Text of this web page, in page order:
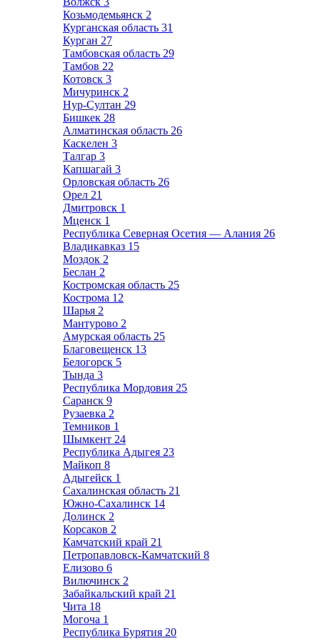
Козьмодемьянск 2
Курганская область 31
Курган 27
Тамбовская область 29
Тамбов 22
Котовск 3
Мичуринск 2
Нур-Султан 29
Бишкек 28
Алматинская область 26
Каскелен 3
Талгар 3
Капшагай 3
Орловская область 26
Орел 21
Дмитровск 1
Мценск 1
Республика Северная Осетия — Алания 26
Владикавказ 15
Моздок 2
Беслан 2
Костромская область 25
Кострома 12
Шарья 2
Мантурово 2
Амурская область 25
Благовещенск 13
Белогорск 5
Тында 3
Республика Мордовия 25
Саранск 9
Рузаевка 2
Темников 1
Шымкент 24
Республика Адыгея 23
Майкоп 8
Адыгейск 1
Сахалинская область 21
Южно-Сахалинск 14
Долинск 2
Корсаков 2
Камчатский край 21
Петропавловск-Камчатский 8
Елизово 6
Вилючинск 2
Забайкальский край 21
Чита 18
Могоча 1
Республика Бурятия 20